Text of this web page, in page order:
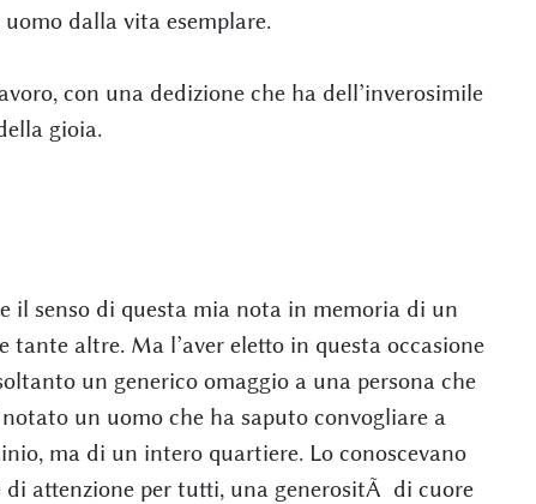
dalla vita esemplare.
con una dedizione che ha dell’inverosimile
gioia.
il senso di questa mia nota in memoria di un
tante altre. Ma l’aver eletto in questa occasione
un generico omaggio a una persona che
un uomo che ha saputo convogliare a
ma di un intero quartiere. Lo conoscevano
attenzione per tutti, una generositÃ di cuore